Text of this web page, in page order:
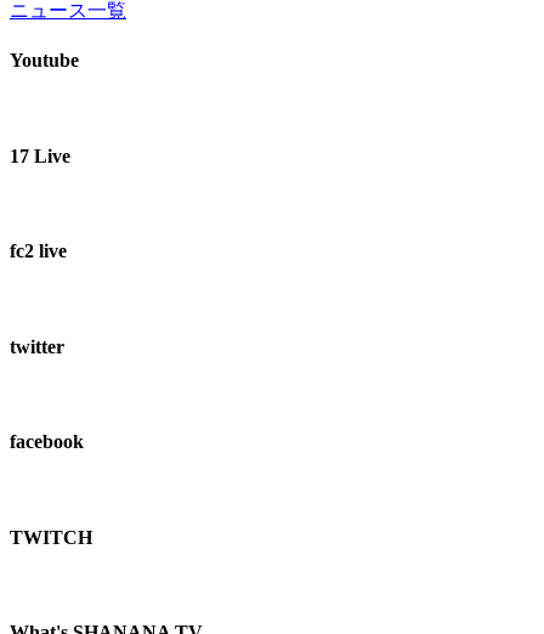
ニュース一覧
Youtube
17 Live
fc2 live
twitter
facebook
TWITCH​